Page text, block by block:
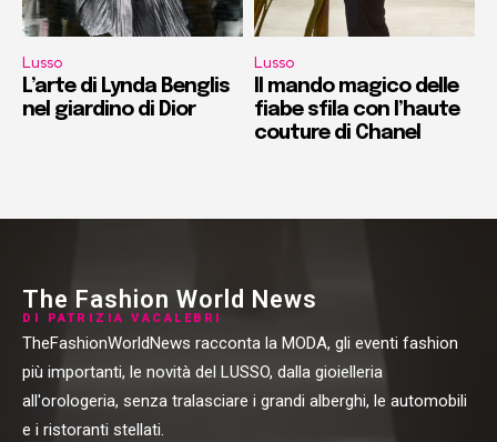
Lusso
L’arte di Lynda Benglis
nel giardino di Dior
Lusso
Il mando magico delle
fiabe sfila con l’haute
couture di Chanel
The Fashion World News
DI PATRIZIA VACALEBRI
TheFashionWorldNews racconta la MODA, gli eventi fashion
più importanti, le novità del LUSSO, dalla gioielleria
all'orologeria, senza tralasciare i grandi alberghi, le automobili
e i ristoranti stellati.